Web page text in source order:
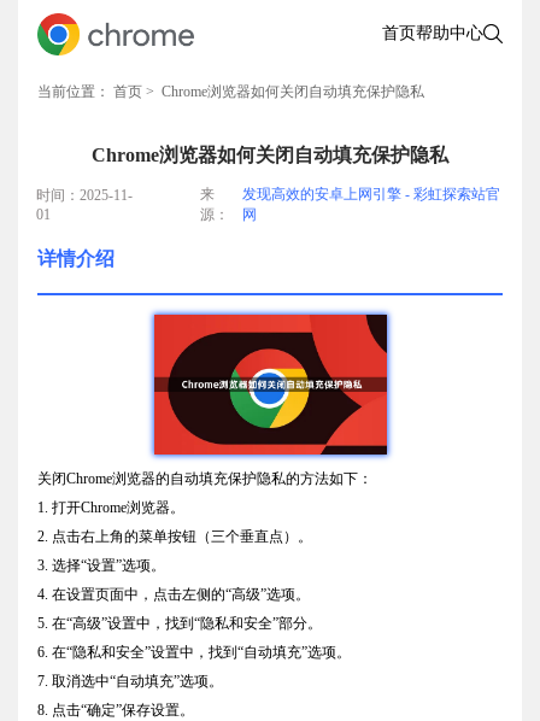
首页帮助中心
当前位置： 首页 > Chrome浏览器如何关闭自动填充保护隐私
Chrome浏览器如何关闭自动填充保护隐私
时间：2025-11-
01
来
源：
发现高效的安卓上网引擎 - 彩虹探索站官
网
详情介绍
关闭Chrome浏览器的自动填充保护隐私的方法如下：
1. 打开Chrome浏览器。
2. 点击右上角的菜单按钮（三个垂直点）。
3. 选择“设置”选项。
4. 在设置页面中，点击左侧的“高级”选项。
5. 在“高级”设置中，找到“隐私和安全”部分。
6. 在“隐私和安全”设置中，找到“自动填充”选项。
7. 取消选中“自动填充”选项。
8. 点击“确定”保存设置。